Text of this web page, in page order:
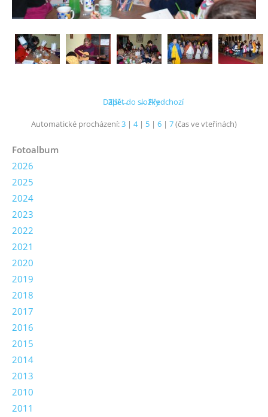
← Předchozí
Další →
Zpět do složky
Automatické procházení:3 | 4| 5 | 6 | 7(čas ve vteřinách)
Fotoalbum
2026
2025
2024
2023
2022
2021
2020
2019
2018
2017
2016
2015
2014
2013
2010
2011